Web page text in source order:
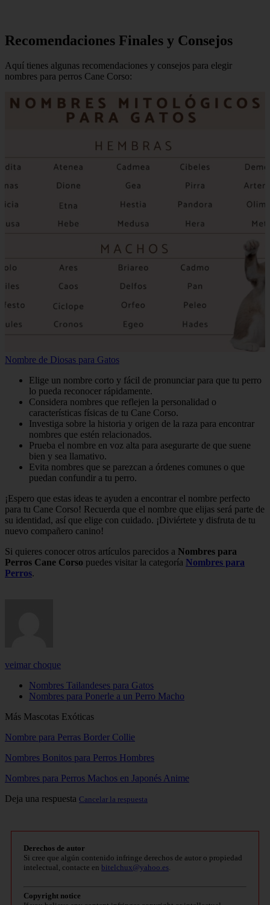
Recomendaciones Finales y Consejos
Aquí tienes algunas recomendaciones y consejos para elegir
nombres para perros Cane Corso:
Nombre de Diosas para Gatos
Elige un nombre corto y fácil de pronunciar para que tu perro
lo pueda reconocer rápidamente.
Considera nombres que reflejen la personalidad o
características físicas de tu Cane Corso.
Investiga sobre la historia y origen de la raza para encontrar
nombres que estén relacionados.
Prueba el nombre en voz alta para asegurarte de que suene
bien y sea llamativo.
Evita nombres que se parezcan a órdenes comunes o que
puedan confundir a tu perro.
¡Espero que estas ideas te ayuden a encontrar el nombre perfecto
para tu Cane Corso! Recuerda que el nombre que elijas será parte de
su identidad, así que elige con cuidado. ¡Diviértete y disfruta de tu
nuevo compañero canino!
Si quieres conocer otros artículos parecidos a Nombres para
Perros Cane Corso puedes visitar la categoría Nombres para
Perros.
veimar choque
Nombres Tailandeses para Gatos
Nombres para Ponerle a un Perro Macho
Más Mascotas Exóticas
Nombre para Perras Border Collie
Nombres Bonitos para Perros Hombres
Nombres para Perros Machos en Japonés Anime
Deja una respuesta Cancelar la respuesta
Derechos de autor
Si cree que algún contenido infringe derechos de autor o propiedad
intelectual, contacte en bitelchux@yahoo.es.
Copyright notice